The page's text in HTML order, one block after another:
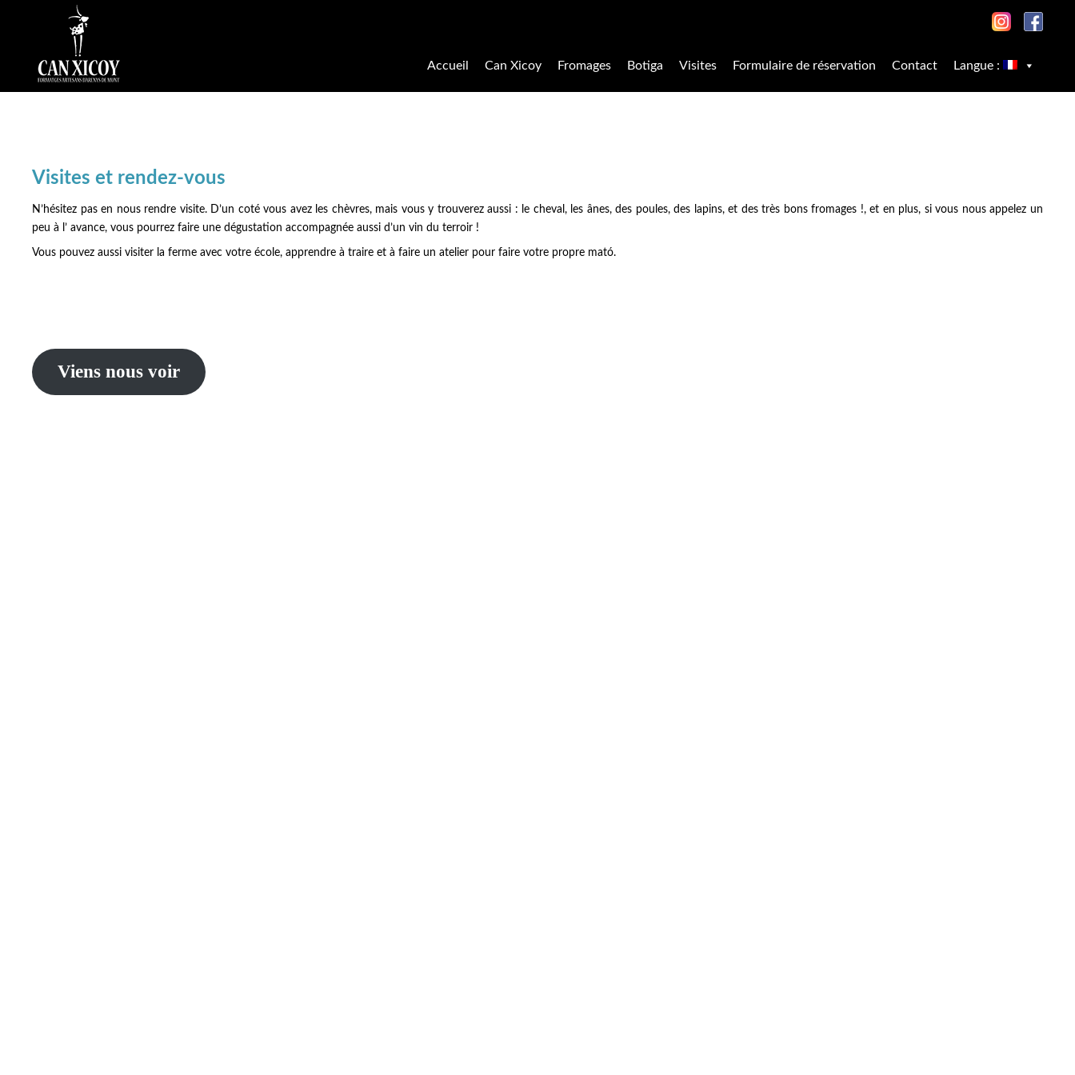
Accueil Can Xicoy Fromages Botiga Visites Formulaire de réservation Contact Langue :
Visites et rendez-vous
N’hésitez pas en nous rendre visite. D’un coté vous avez les chèvres, mais vous y trouverez aussi : le cheval, les ânes, des poules, des lapins, et des très bons fromages !, et en plus, si vous nous appelez un
peu à l’ avance, vous pourrez faire une dégustation accompagnée aussi d’un vin du terroir !
Vous pouvez aussi visiter la ferme avec votre école, apprendre à traire et à faire un atelier pour faire votre propre mató.
Viens nous voir